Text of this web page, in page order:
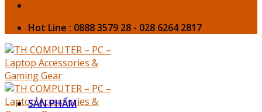
Hot Line : 0888 3579 28 - 028 6264 2817
SẢN PHẨM